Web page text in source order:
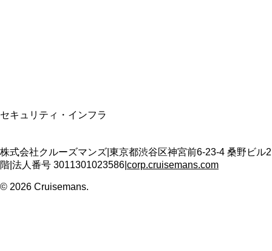
セキュリティ・インフラ
株式会社クルーズマンズ 東京都渋谷区神宮前6-23-4 桑野ビル2
階 法人番号 3011301023586 corp.cruisemans.com
© 2026 Cruisemans.